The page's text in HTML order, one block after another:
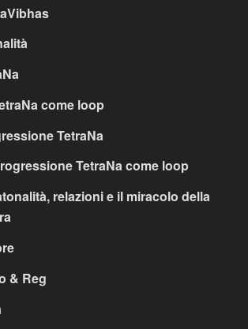
come loop
TetraNa
TetraNa come loop
relazioni e il miracolo della
& Reg